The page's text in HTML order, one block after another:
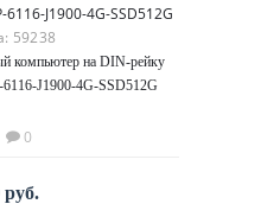
59238
компьютер на DIN-рейку
J1900-4G-SSD512G
0
руб.